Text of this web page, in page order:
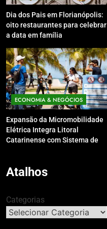
Dia dos Pais em Florianópolis:
oito restaurantes para celebrar
a data em família
ECONOMIA & NEGÓCIOS
Expansão da Micromobilidade
Elétrica Integra Litoral
Catarinense com Sistema de
Atalhos
Categorias